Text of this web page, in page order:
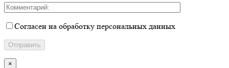
Согласен на обработку персональных данных
×